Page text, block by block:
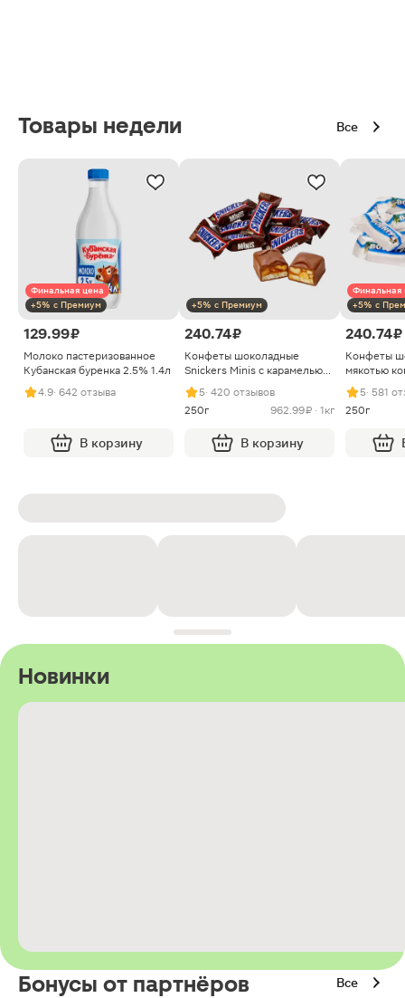
Товары недели Все
Финальная цена
+5% с Премиум
129.99 ₽
Молоко пастеризованное
Кубанская буренка 2.5% 1.4л
4.9· 642 отзыва
В корзину
+5% с Премиум
240.74 ₽
Конфеты шоколадные
Snickers Minis с карамелью
арахисом и нугой
5· 420 отзывов
250г
962.99 ₽ · 1кг
В корзину
Финальная
+5% с
240.74 ₽
Конфеты
мякотью
5· 581
250г
Новинки
Бонусы от партнёров Все